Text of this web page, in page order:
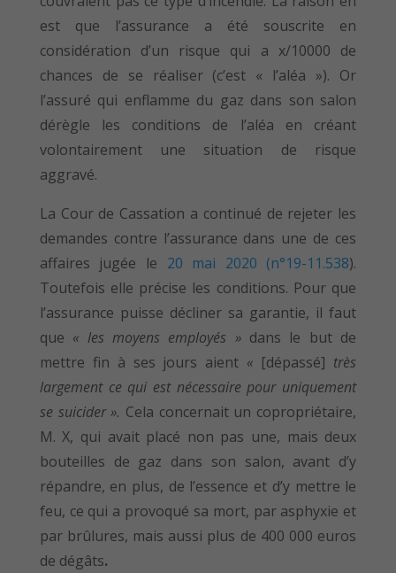
est que l’assurance a été souscrite en
considération d’un risque qui a x/10000 de
chances de se réaliser (c’est « l’aléa »). Or
l’assuré qui enflamme du gaz dans son salon
dérègle les conditions de l’aléa en créant
volontairement une situation de risque
aggravé.
La Cour de Cassation a continué de rejeter les
demandes contre l’assurance dans une de ces
affaires jugée le 20 mai 2020 (n°19-11.538).
Toutefois elle précise les conditions. Pour que
l’assurance puisse décliner sa garantie, il faut
que « les moyens employés » dans le but de
mettre fin à ses jours aient « [dépassé] très
largement ce qui est nécessaire pour uniquement
se suicider ». Cela concernait un copropriétaire,
M. X, qui avait placé non pas une, mais deux
bouteilles de gaz dans son salon, avant d’y
répandre, en plus, de l’essence et d’y mettre le
feu, ce qui a provoqué sa mort, par asphyxie et
par brûlures, mais aussi plus de 400 000 euros
de dégâts.